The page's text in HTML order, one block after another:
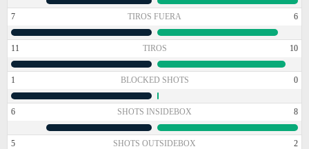
7 TIROS FUERA 6
11 TIROS 10
1 BLOCKED SHOTS 0
6 SHOTS INSIDEBOX 8
5 SHOTS OUTSIDEBOX 2